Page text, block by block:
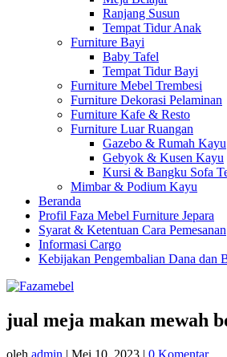
Ranjang Susun
Tempat Tidur Anak
Furniture Bayi
Baby Tafel
Tempat Tidur Bayi
Furniture Mebel Trembesi
Furniture Dekorasi Pelaminan
Furniture Kafe & Resto
Furniture Luar Ruangan
Gazebo & Rumah Kayu
Gebyok & Kusen Kayu
Kursi & Bangku Sofa
Mimbar & Podium Kayu
Beranda
Profil Faza Mebel Furniture Jepara
Syarat & Ketentuan Cara Pemesanan
Informasi Cargo
Kebijakan Pengembalian Dana dan
jual meja makan mewah
oleh admin | Mei 10, 2023 | 0 Komentar